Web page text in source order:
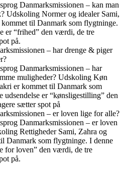
Danmarksmissionen – kan man
Udskoling Normer og idealer Sami,
til Danmark som flygtninge.
er “frihed” den værdi, de tre
på.
– har drenge & piger
Danmarksmissionen – har
muligheder? Udskoling Køn
er kommet til Danmark som
udsendelse er “kønsligestilling” den
sætter spot på
– er loven lige for alle?
Danmarksmissionen – er loven
Rettigheder Sami, Zahra og
Danmark som flygtninge. I denne
for loven” den værdi, de tre
på.